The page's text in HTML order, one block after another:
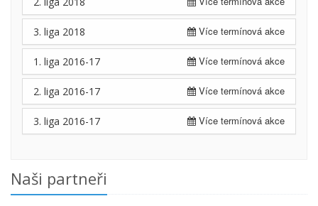
Více termínová akce
3. liga 2018
Více termínová akce
1. liga 2016-17
Více termínová akce
2. liga 2016-17
Více termínová akce
3. liga 2016-17
Naši partneři